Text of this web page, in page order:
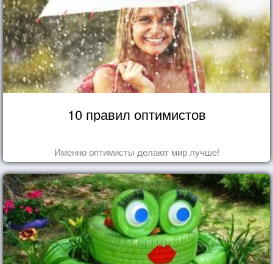
10 правил оптимистов
Именно оптимисты делают мир лучше!